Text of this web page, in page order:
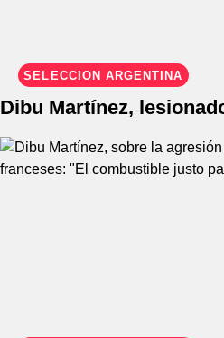
SELECCIÓN ARGENTINA
Dibu Martínez,